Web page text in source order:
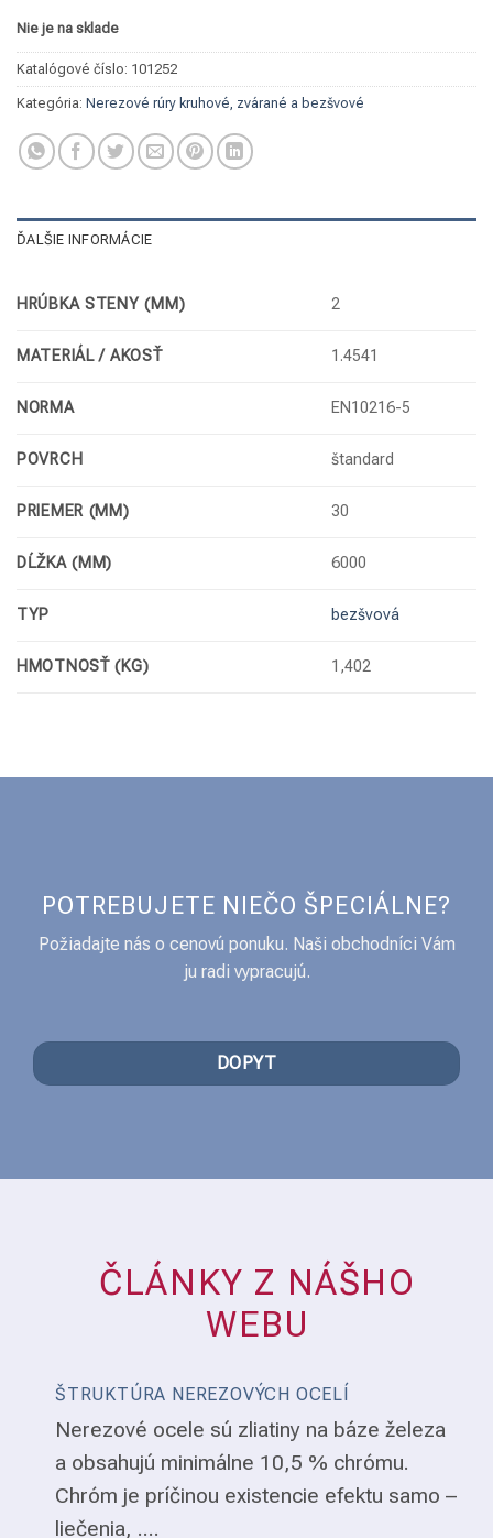
Nie je na sklade
Katalógové číslo: 101252
Kategória: Nerezové rúry kruhové, zvárané a bezšvové
ĎALŠIE INFORMÁCIE
HRÚBKA STENY (MM) 2
MATERIÁL / AKOSŤ 1.4541
NORMA EN10216-5
POVRCH štandard
PRIEMER (MM) 30
DĹŽKA (MM) 6000
TYP bezšvová
HMOTNOSŤ (KG) 1,402
POTREBUJETE NIEČO ŠPECIÁLNE?
Požiadajte nás o cenovú ponuku. Naši obchodníci Vám
ju radi vypracujú.
DOPYT
ČLÁNKY Z NÁŠHO
WEBU
ŠTRUKTÚRA NEREZOVÝCH OCELÍ
Nerezové ocele sú zliatiny na báze železa
a obsahujú minimálne 10,5 % chrómu.
Chróm je príčinou existencie efektu samo –
liečenia, ....